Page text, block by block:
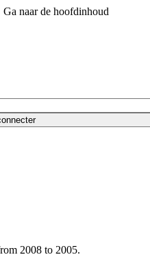
Ga naar de hoofdinhoud
2008 to 2005.